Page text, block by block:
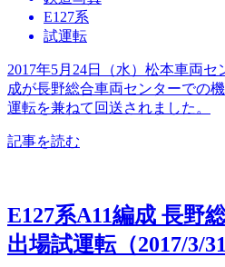
E127系
試運転
2017年5月24日（水）松本車両
成が長野総合車両センターでの
運転を兼ねて回送されました。
記事を読む
E127系A11編成 長野
出場試運転（2017/3/31